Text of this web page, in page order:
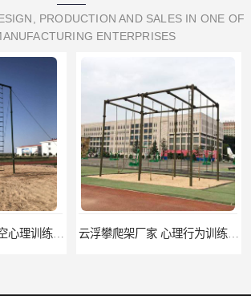
PRODUCTION AND SALES IN ONE OF
ENTERPRISES